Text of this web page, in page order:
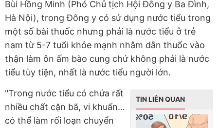
Bùi Hồng Minh (Phó Chủ tịch Hội Đông y Ba Đình,
Hà Nội), trong Đông y có sử dụng nước tiểu trong
một số bài thuốc nhưng phải là nước tiểu ở trẻ
nam từ 5-7 tuổi khỏe mạnh nhằm dẫn thuốc vào
thận làm ôn ấm bào cung chứ không phải là nước
tiểu tùy tiện, nhất là nước tiểu người lớn.
TIN LIÊN QUAN
"Trong nước tiểu có chứa rất
nhiều chất cặn bã, vi khuẩn…
có thể làm rối loạn chuyển